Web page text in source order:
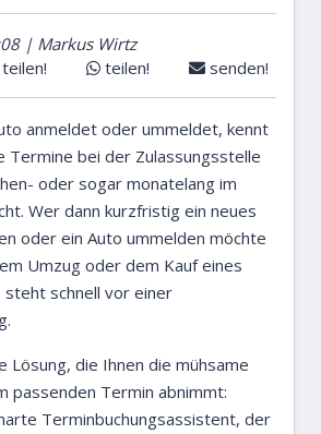
| Markus Wirtz
teilen! teilen! senden!
anmeldet oder ummeldet, kennt
Termine bei der Zulassungsstelle
oder sogar monatelang im
Wer dann kurzfristig ein neues
oder ein Auto ummelden möchte
Umzug oder dem Kauf eines
steht schnell vor einer
Lösung, die Ihnen die mühsame
passenden Termin abnimmt:
Terminbuchungsassistent, der